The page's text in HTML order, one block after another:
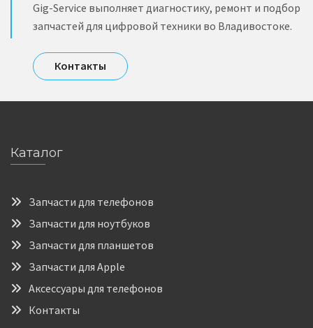
Gig-Service выполняет диагностику, ремонт и подбор
запчастей для цифровой техники во Владивостоке.
Контакты
Каталог
Запчасти для телефонов
Запчасти для ноутбуков
Запчасти для планшетов
Запчасти для Apple
Аксессуары для телефонов
Контакты